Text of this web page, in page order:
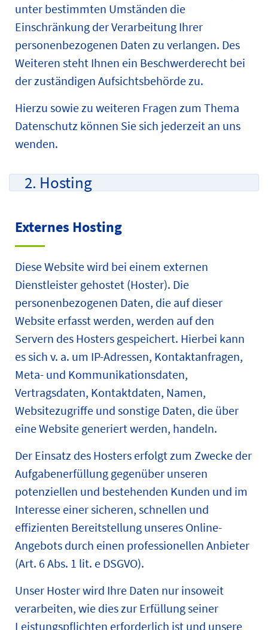
unter bestimmten Umständen die
Einschränkung der Verarbeitung Ihrer
personenbezogenen Daten zu verlangen. Des
Weiteren steht Ihnen ein Beschwerderecht bei
der zuständigen Aufsichtsbehörde zu.
Hierzu sowie zu weiteren Fragen zum Thema
Datenschutz können Sie sich jederzeit an uns
wenden.
2. Hosting
Externes Hosting
Diese Website wird bei einem externen
Dienstleister gehostet (Hoster). Die
personenbezogenen Daten, die auf dieser
Website erfasst werden, werden auf den
Servern des Hosters gespeichert. Hierbei kann
es sich v. a. um IP-Adressen, Kontaktanfragen,
Meta- und Kommunikationsdaten,
Vertragsdaten, Kontaktdaten, Namen,
Websitezugriffe und sonstige Daten, die über
eine Website generiert werden, handeln.
Der Einsatz des Hosters erfolgt zum Zwecke der
Aufgabenerfüllung gegenüber unseren
potenziellen und bestehenden Kunden und im
Interesse einer sicheren, schnellen und
effizienten Bereitstellung unseres Online-
Angebots durch einen professionellen Anbieter
(Art. 6 Abs. 1 lit. e DSGVO).
Unser Hoster wird Ihre Daten nur insoweit
verarbeiten, wie dies zur Erfüllung seiner
Leistungspflichten erforderlich ist und unsere